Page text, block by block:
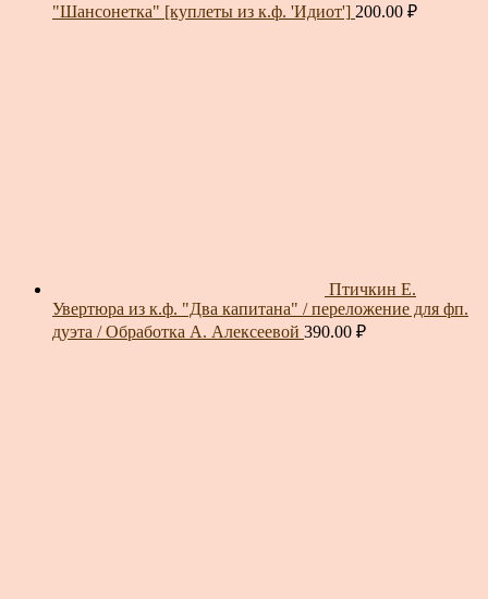
"Шансонетка" [куплеты из к.ф. 'Идиот'] 200.00 ₽
Птичкин Е.
Увертюра из к.ф. "Два капитана" / переложение для фп.
дуэта / Обработка А. Алексеевой 390.00 ₽